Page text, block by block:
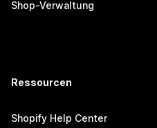
Shop-Verwaltung
Ressourcen
Shopify Help Center